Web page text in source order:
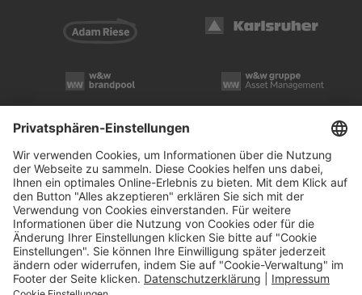
Rechtliche Hinweise
Impressum